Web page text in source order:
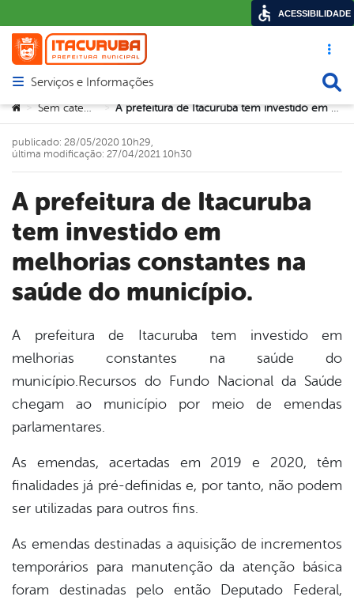
Acesso
Abrir menu principal de navegação
Serviços e Informações
Você está aqui:
> Sem categoria > A prefeitura de Itacuruba tem investido em melhorias constantes na saúde do município.
A prefeitura de Itacuruba
tem investido em
melhorias constantes na
saúde do município.
publicado: 28/05/2020 10h29,
última modificação: 27/04/2021 10h30
A prefeitura de Itacuruba tem investido em
melhorias constantes na saúde do
município.Recursos do Fundo Nacional da Saúde
chegam ao município por meio de emendas
parlamentares.
As emendas, acertadas em 2019 e 2020, têm
finalidades já pré-definidas e, por tanto, não podem
ser utilizadas para outros fins.
As emendas destinadas a aquisição de incrementos
temporários para manutenção da atenção básica
foram destinadas pelo então Deputado Federal,
ACESSIBILIDADE